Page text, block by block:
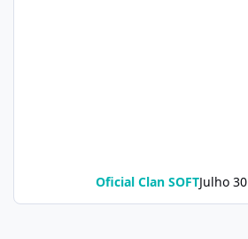
Oficial Clan SOFTJulho 30